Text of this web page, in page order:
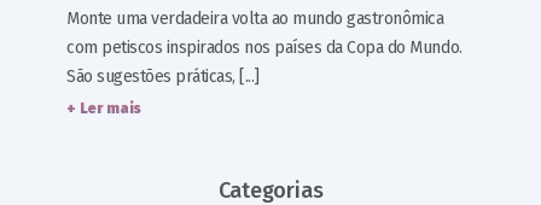
Monte uma verdadeira volta ao mundo gastronômica
com petiscos inspirados nos países da Copa do Mundo.
São sugestões práticas, [...]
+ Ler mais
Categorias